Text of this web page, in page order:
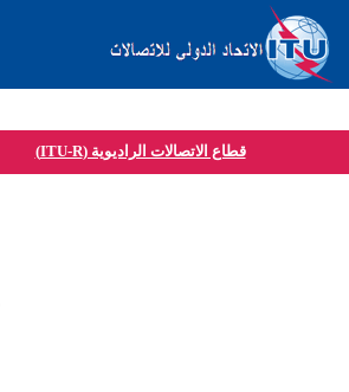
قطاع الاتصالات الراديوية (ITU-R)